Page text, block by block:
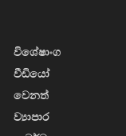
විශේෂාංග
වීඩියෝ
වෙනත්
ව්‍යාපාර